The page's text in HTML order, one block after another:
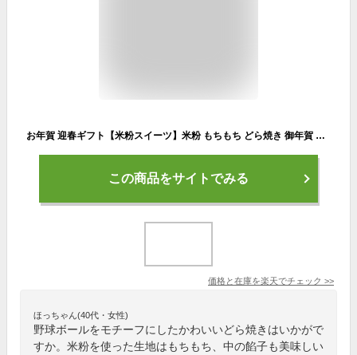
お年賀 迎春ギフト【米粉スイーツ】米粉 もちもち どら焼き 御年賀 御挨拶 正月 年末年始 御供 御祝 贈り物 個包装 北海道産小豆 和菓子 京菓子 和スイーツ 高級菓子 京寿庵ともえ お取り寄せ お土産 プレゼント グルテンフリー 野球 甲子園ファン お返し
この商品をサイトでみる
価格と在庫を楽天でチェック >>
ほっちゃん(40代・女性)
野球ボールをモチーフにしたかわいいどら焼きはいかがで
すか。米粉を使った生地はもちもち、中の餡子も美味しい